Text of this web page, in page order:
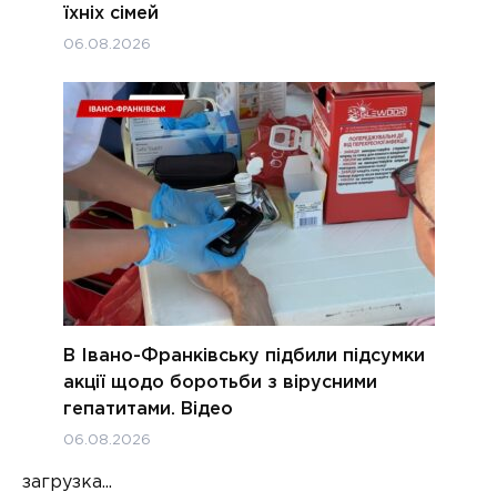
їхніх сімей
06.08.2026
В Івано-Франківську підбили підсумки
акції щодо боротьби з вірусними
гепатитами. Відео
06.08.2026
загрузка...